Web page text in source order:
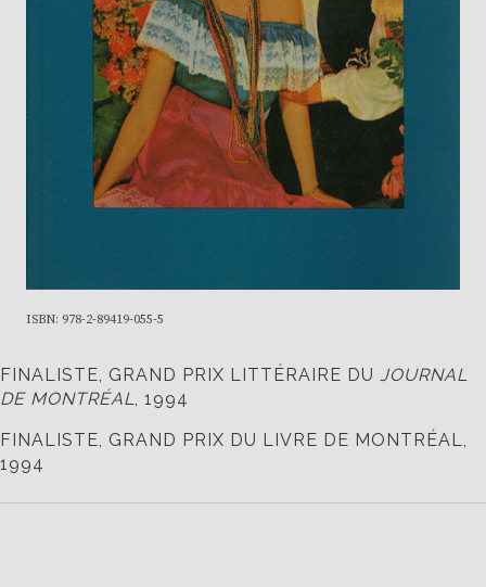
ISBN: 978-2-89419-055-5
FINALISTE, GRAND PRIX LITTÉRAIRE DU JOURNAL
DE MONTRÉAL, 1994
FINALISTE, GRAND PRIX DU LIVRE DE MONTRÉAL,
1994